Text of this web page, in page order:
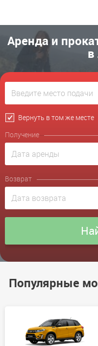
Аренда и
в
Вернуть в том же месте
Получение
Возврат
Популярные